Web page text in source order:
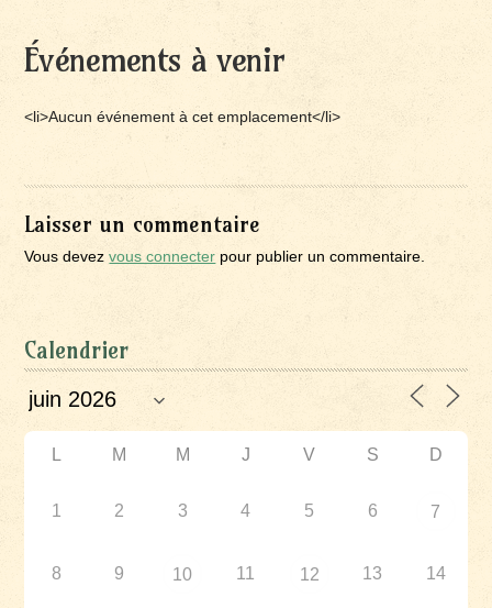
Événements à venir
<li>Aucun événement à cet emplacement</li>
Laisser un commentaire
Vous devezvous connecter pour publier un commentaire.
Calendrier
L M M J V S D
1 2 3 4 5 6 7
8 9 10 11 12 13 14